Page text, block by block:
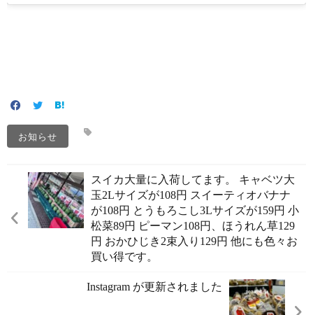
お知らせ
スイカ大量に入荷してます。 キャベツ大
玉2Lサイズが108円 スイーティオバナナ
が108円 とうもろこし3Lサイズが159円 小
松菜89円 ピーマン108円、ほうれん草129
円 おかひじき2束入り129円 他にも色々お
買い得です。
Instagram が更新されました